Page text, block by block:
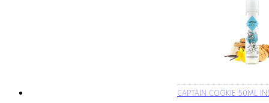
CAPTAIN COOKIE 50ML